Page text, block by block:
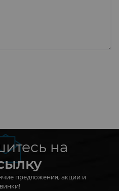
на
предложения, акции и